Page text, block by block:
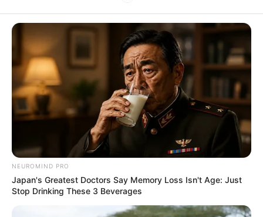
ดูดวงชะตาชาวราศี ประจำ
เดือน โดย อ.คฑา
ดูดวงราศี ไขทุกปัญหา ที่คุณอยากรู้ ดูดวงไพ่ยิปซีกับอาจารย์ คฑา ใน
เดือน นี้
Home/ดูดวง/ ดูดวงชะตาชาวราศี ประจำเดือน โดย อ.คฑา
ดูดวง|
31 มี.ค. 2016
แบ่งปัน
NEUROMIND PRO
Japan's Greatest Doctors Say Memory Loss Isn't Age: Just
Stop Drinking These 3 Beverages